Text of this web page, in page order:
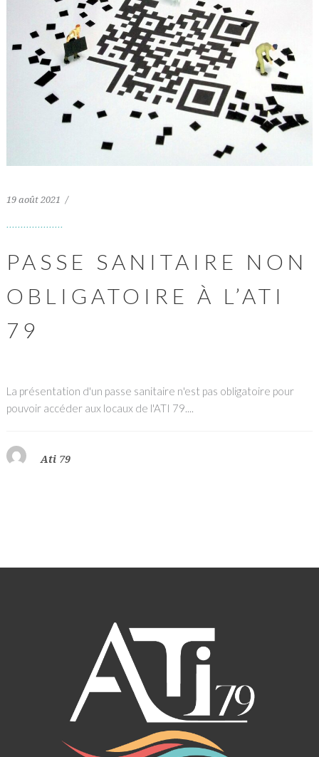
19 août 2021
PASSE SANITAIRE NON
OBLIGATOIRE À L’ATI
79
La présentation d'un passe sanitaire n'est pas obligatoire pour
pouvoir accéder aux locaux de l'ATI 79....
Ati 79